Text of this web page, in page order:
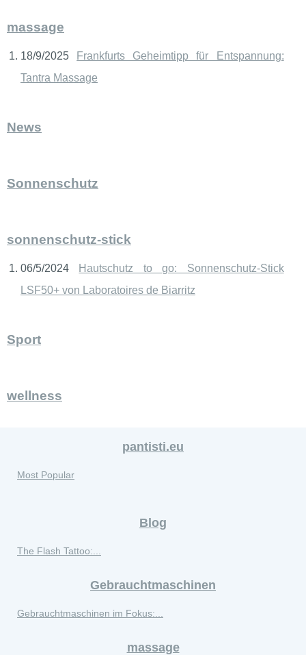
massage
18/9/2025
Frankfurts Geheimtipp für Entspannung:
Tantra Massage
News
Sonnenschutz
sonnenschutz-stick
06/5/2024
Hautschutz to go: Sonnenschutz-Stick
LSF50+ von Laboratoires de Biarritz
Sport
wellness
pantisti.eu
Most Popular
Blog
The Flash Tattoo:...
Gebrauchtmaschinen
Gebrauchtmaschinen im Fokus:...
massage